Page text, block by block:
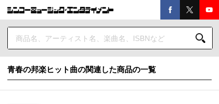
青春の邦楽ヒット曲の関連した商品の一覧